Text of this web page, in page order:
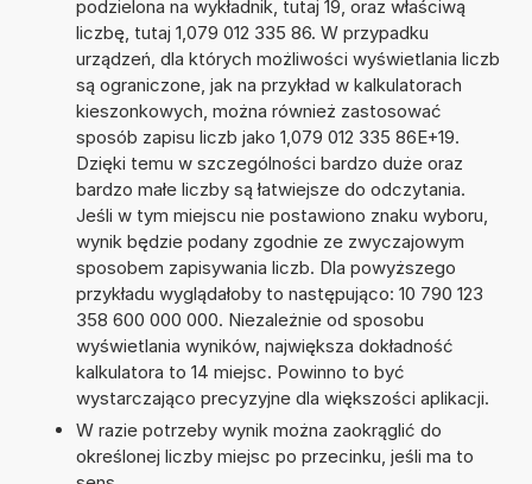
podzielona na wykładnik, tutaj 19, oraz właściwą
liczbę, tutaj 1,079 012 335 86. W przypadku
urządzeń, dla których możliwości wyświetlania liczb
są ograniczone, jak na przykład w kalkulatorach
kieszonkowych, można również zastosować
sposób zapisu liczb jako 1,079 012 335 86E+19.
Dzięki temu w szczególności bardzo duże oraz
bardzo małe liczby są łatwiejsze do odczytania.
Jeśli w tym miejscu nie postawiono znaku wyboru,
wynik będzie podany zgodnie ze zwyczajowym
sposobem zapisywania liczb. Dla powyższego
przykładu wyglądałoby to następująco: 10 790 123
358 600 000 000. Niezależnie od sposobu
wyświetlania wyników, największa dokładność
kalkulatora to 14 miejsc. Powinno to być
wystarczająco precyzyjne dla większości aplikacji.
W razie potrzeby wynik można zaokrąglić do
określonej liczby miejsc po przecinku, jeśli ma to